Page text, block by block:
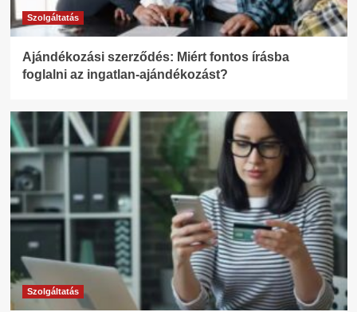
Szolgáltatás
Ajándékozási szerződés: Miért fontos írásba
foglalni az ingatlan-ajándékozást?
Szolgáltatás